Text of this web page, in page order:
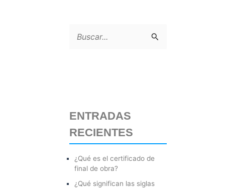
r
p
ENTRADAS
RECIENTES
¿Qué es el certificado de
final de obra?
¿Qué significan las siglas